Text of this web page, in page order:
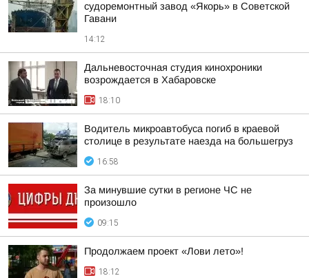
судоремонтный завод «Якорь» в Советской
Гавани
14:12
Дальневосточная студия кинохроники
возрождается в Хабаровске
18:10
Водитель микроавтобуса погиб в краевой
столице в результате наезда на большегруз
16:58
За минувшие сутки в регионе ЧС не
произошло
09:15
Продолжаем проект «Лови лето»!
18:12